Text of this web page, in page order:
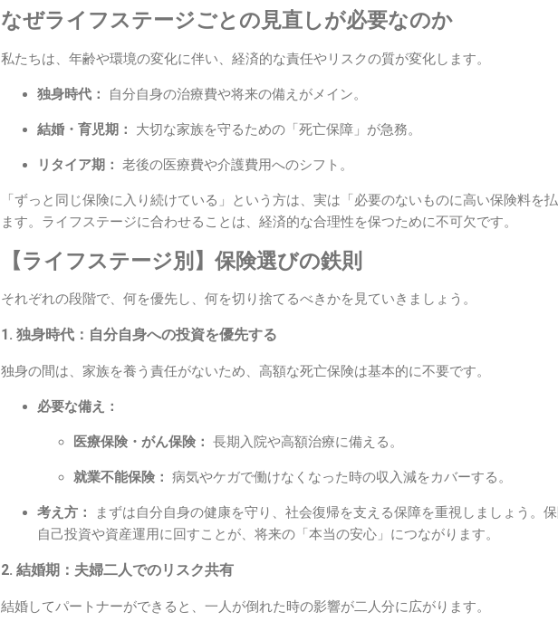
なぜライフステージごとの見直しが必要なのか
私たちは、年齢や環境の変化に伴い、経済的な責任やリスクの質が変化します。
独身時代： 自分自身の治療費や将来の備えがメイン。
結婚・育児期： 大切な家族を守るための「死亡保障」が急務。
リタイア期： 老後の医療費や介護費用へのシフト。
「ずっと同じ保険に入り続けている」という方は、実は「必要のないものに高い保険料を
ます。ライフステージに合わせることは、経済的な合理性を保つために不可欠です。
【ライフステージ別】保険選びの鉄則
それぞれの段階で、何を優先し、何を切り捨てるべきかを見ていきましょう。
1. 独身時代：自分自身への投資を優先する
独身の間は、家族を養う責任がないため、高額な死亡保険は基本的に不要です。
必要な備え：
医療保険・がん保険： 長期入院や高額治療に備える。
就業不能保険： 病気やケガで働けなくなった時の収入減をカバーする。
考え方：
まずは自分自身の健康を守り、社会復帰を支える保障を重視しましょう。
自己投資や資産運用に回すことが、将来の「本当の安心」につながります。
2. 結婚期：夫婦二人でのリスク共有
結婚してパートナーができると、一人が倒れた時の影響が二人分に広がります。